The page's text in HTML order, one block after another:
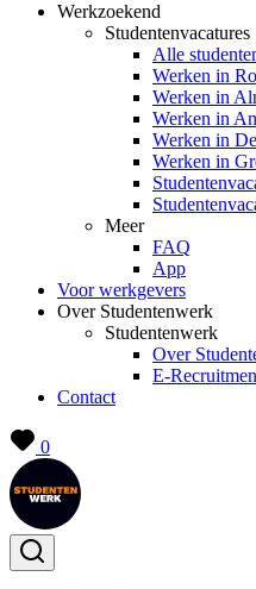
Werkzoekend
Studentenvacatures
Alle
Werken in
Werken in
Werken in
Werken in
Werken in
Meer
FAQ
App
Voor werkgevers
Over Studentenwerk
Studentenwerk
Over
E-
Contact
0